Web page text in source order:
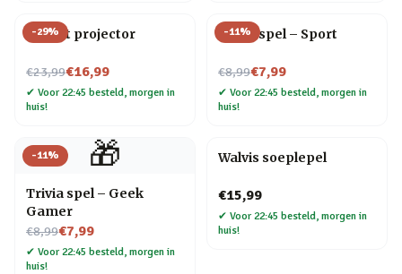
-29%
Olifant projector
€23,99
Nu voor€16,99
✔ Voor 22:45 besteld, morgen in
huis!
-11%
Trivia spel – Sport
€8,99
Nu voor€7,99
✔ Voor 22:45 besteld, morgen in
huis!
-11% 🎁
Trivia spel – Geek
Gamer
€8,99
Nu voor€7,99
✔ Voor 22:45 besteld, morgen in
huis!
Walvis soeplepel
€15,99
✔ Voor 22:45 besteld, morgen in
huis!